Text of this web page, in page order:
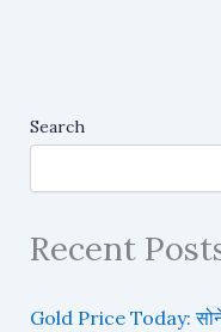
Search
Recent
Gold Price Today: सोने